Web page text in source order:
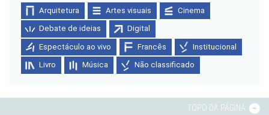
Arquitetura Artes visuais Cinema
Debate de ideias Digital
Espectáculo ao vivo Francês Institucional
Livro Música Não classificado
TOPO DA PÁGINA